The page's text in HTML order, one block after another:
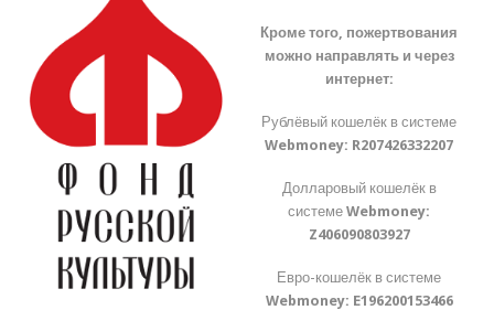
Кроме того, пожертвования
можно направлять и через
интернет:
Рублёвый кошелёк в системе
Webmoney: R207426332207
Долларовый кошелёк в
системеWebmoney:
Z406090803927
Евро-кошелёк в системе
Webmoney: E196200153466